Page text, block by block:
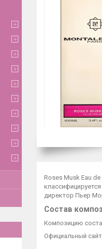
Roses Musk Eau
директор Пьер
Состав
Композицию
Официальный